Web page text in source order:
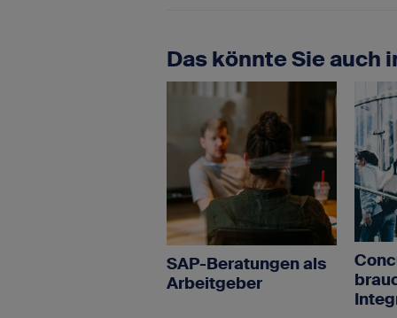
Das könnte Sie auch
SAP-Beratungen als
Arbeitgeber